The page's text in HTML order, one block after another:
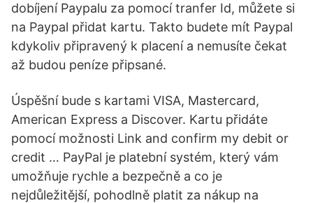
dobíjení Paypalu za pomocí tranfer Id, můžete si
na Paypal přidat kartu. Takto budete mít Paypal
kdykoliv připravený k placení a nemusíte čekat
až budou peníze připsané.
Úspěšní bude s kartami VISA, Mastercard,
American Express a Discover. Kartu přidáte
pomocí možnosti Link and confirm my debit or
credit … PayPal je platební systém, který vám
umožňuje rychle a bezpečně a co je
nejdůležitější, pohodlně platit za nákup na